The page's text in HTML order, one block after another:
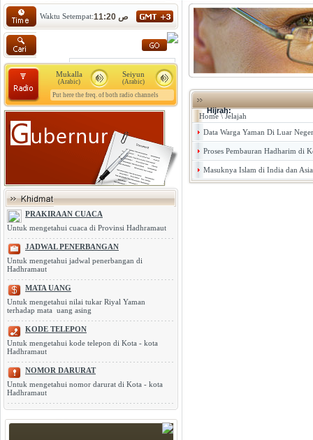
Waktu Setempat: 11:20 ص
Seiyun
(Arabic)
Mukalla
(Arabic)
Put here the freq. of both radio channels
PRAKIRAAN CUACA
Untuk mengetahui cuaca di Provinsi Hadhramaut
JADWAL PENERBANGAN
Untuk mengetahui jadwal penerbangan di
Hadhramaut
MATA UANG
Untuk mengetahui nilai tukar Riyal Yaman
terhadap mata uang asing
KODE TELEPON
Untuk mengetahui kode telepon di Kota - kota
Hadhramaut
NOMOR DARURAT
Untuk mengetahui nomor darurat di Kota - kota
Hadhramaut
Hijrah:
Home\Jelajah
Data Warga Yaman Di Luar
Proses Pembauran Hadharim di
Masuknya Islam di India dan